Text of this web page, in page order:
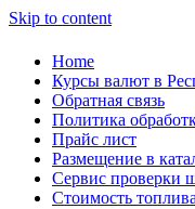
Skip to content
Home
Курсы валют в
Обратная связь
Политика
Прайс лист
Размещение в
Сервис проверки
Стоимость